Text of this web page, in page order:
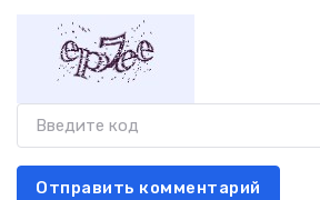
Отправить комментарий